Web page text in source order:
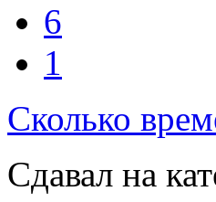
6
1
Сколько
Сдавал на